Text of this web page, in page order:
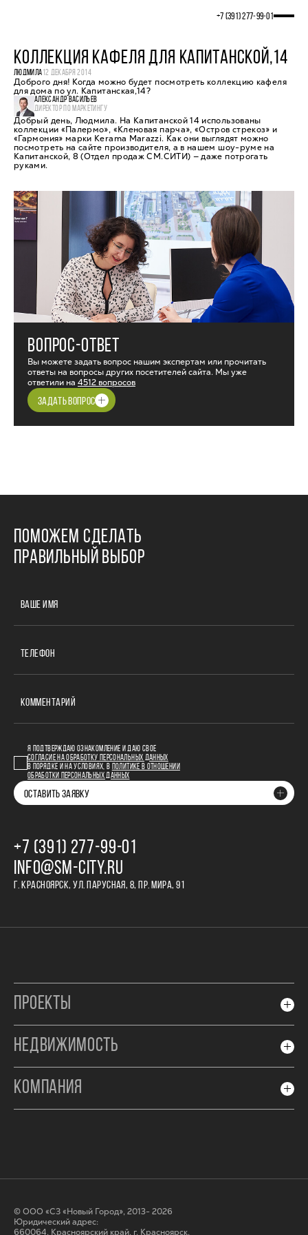
+7 (391) 277‒99‒01
КОЛЛЕКЦИЯ КАФЕЛЯ ДЛЯ КАПИТАНСКОЙ,14
ЛЮДМИЛА12 ДЕКАБРЯ 2014
Доброго дня! Когда можно будет посмотреть коллекцию кафеля
для дома по ул. Капитанская,14?
АЛЕКСАНДР ВАСИЛЬЕВ
ДИРЕКТОР ПО МАРКЕТИНГУ
Добрый день, Людмила. На Капитанской 14 использованы
коллекции «Палермо», «Кленовая парча», «Остров стрекоз» и
«Гармония» марки Kerama Marazzi. Как они выглядят можно
посмотреть на сайте производителя, а в нашем шоу-руме на
Капитанской, 8 (Отдел продаж СМ.СИТИ) — даже потрогать
руками.
ВОПРОС-ОТВЕТ
Вы можете задать вопрос нашим экспертам или прочитать
ответы на вопросы других посетителей сайта. Мы уже
ответили на 4512 вопросов
ЗАДАТЬ ВОПРОС
ПОМОЖЕМ СДЕЛАТЬ
ПРАВИЛЬНЫЙ ВЫБОР
ВАШЕ ИМЯ
ТЕЛЕФОН
КОММЕНТАРИЙ
Я ПОДТВЕРЖДАЮ ОЗНАКОМЛЕНИЕ И ДАЮ СВОЕ
СОГЛАСИЕ НА ОБРАБОТКУ ПЕРСОНАЛЬНЫХ ДАННЫХ
В ПОРЯДКЕ И НА УСЛОВИЯХ, В
ПОЛИТИКЕ В ОТНОШЕНИИ
ОБРАБОТКИ ПЕРСОНАЛЬНЫХ ДАННЫХ
ОСТАВИТЬ ЗАЯВКУ
+7 (391) 277‒99‒01
INFO@SM-CITY.RU
Г. КРАСНОЯРСК, УЛ. ПАРУСНАЯ, 8, ПР. МИРА, 91
ПРОЕКТЫ
НЕДВИЖИМОСТЬ
КОМПАНИЯ
© ООО «СЗ «Новый Город», 2013- 2026
Юридический адрес:
660064, Красноярский край, г. Красноярск,